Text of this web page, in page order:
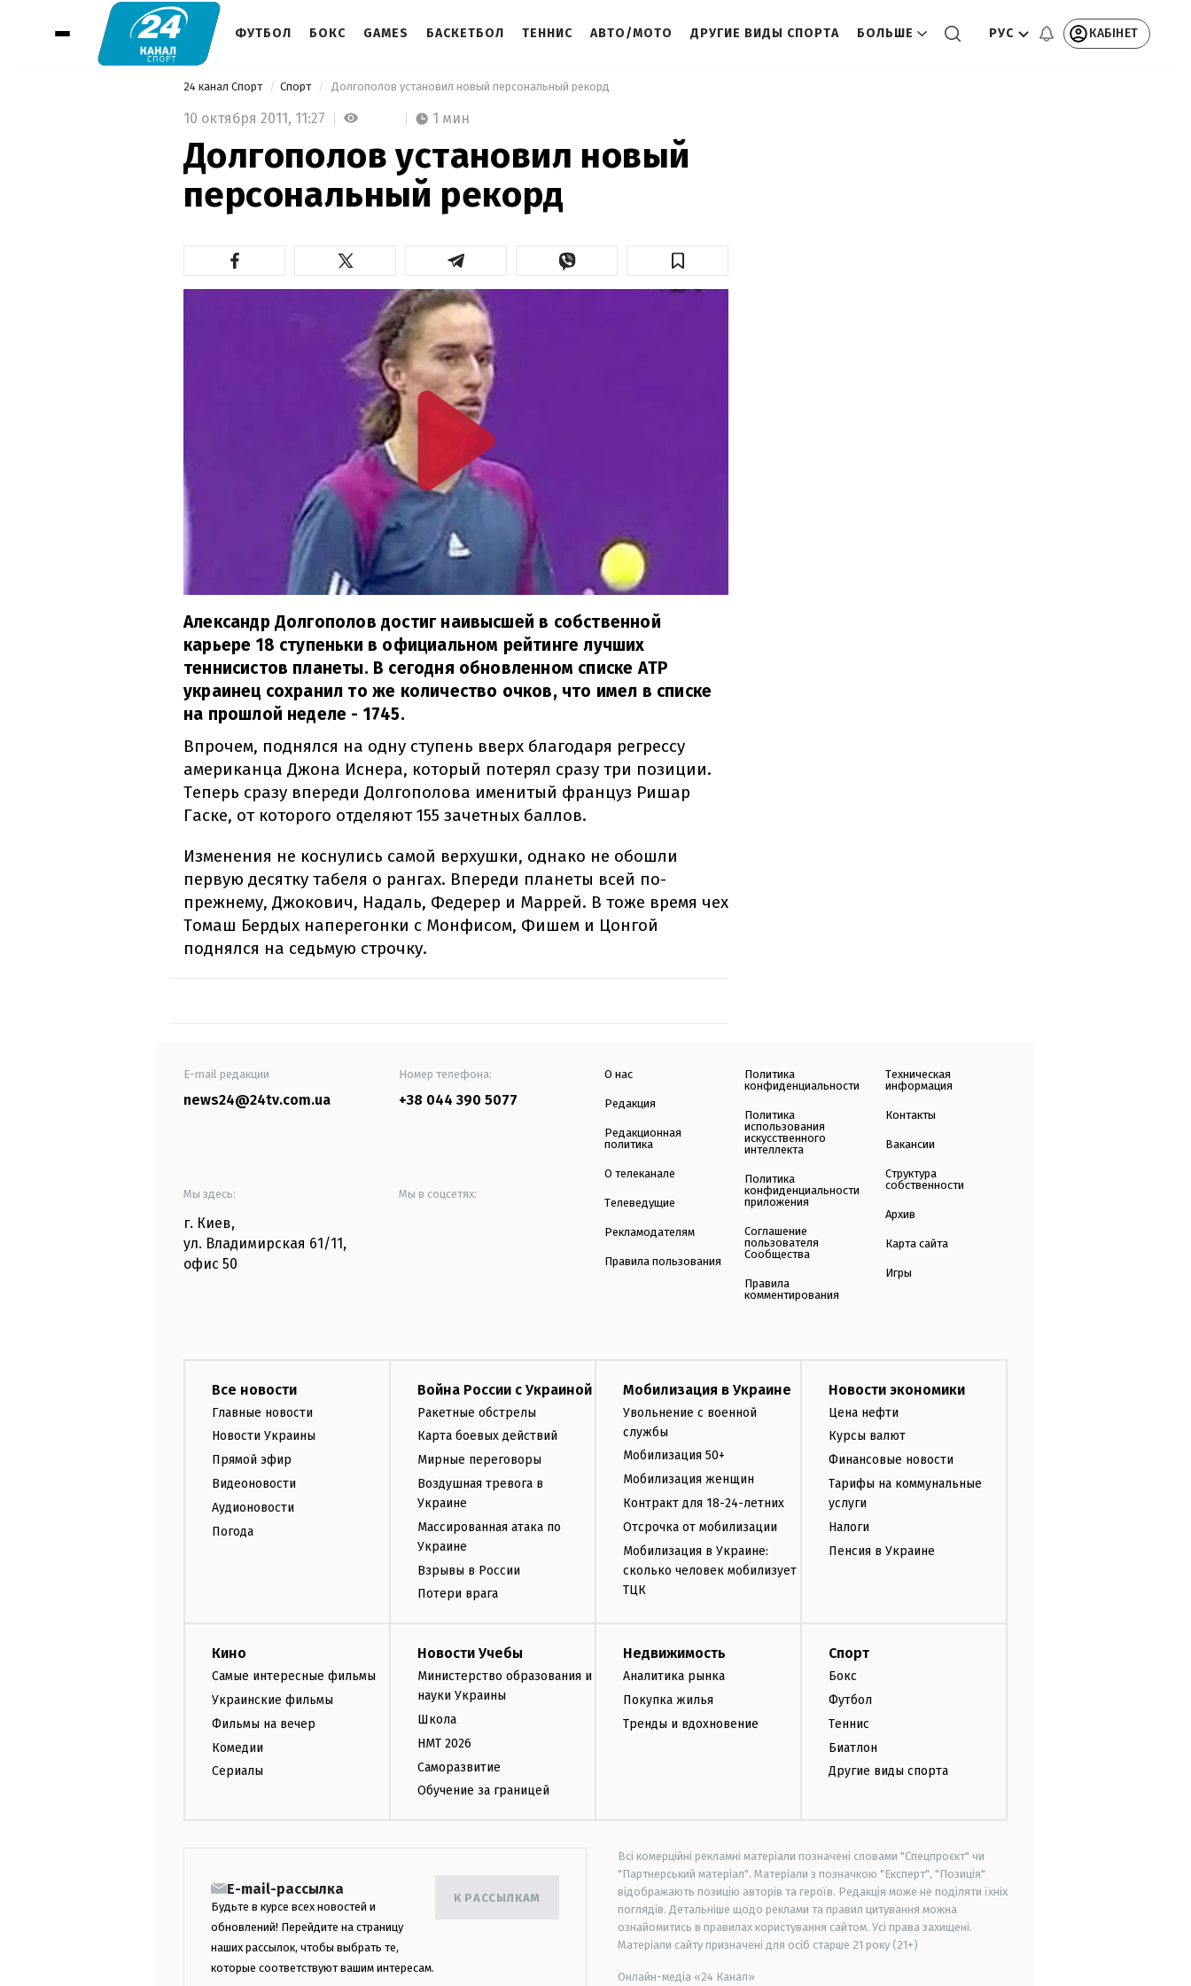
ФУТБОЛ БОКС GAMES БАСКЕТБОЛ ТЕННИС АВТО/МОТО ДРУГИЕ ВИДЫ СПОРТА БОЛЬШЕ РУС КАБІНЕТ
24 канал Спорт Спорт Долгополов установил новый персональный рекорд
10 октября 2011, 11:27 1 мин
Долгополов установил новый
персональный рекорд
Александр Долгополов достиг наивысшей в собственной
карьере 18 ступеньки в официальном рейтинге лучших
теннисистов планеты. В сегодня обновленном списке АТР
украинец сохранил то же количество очков, что имел в списке
на прошлой неделе - 1745.
Впрочем, поднялся на одну ступень вверх благодаря регрессу
американца Джона Иснера, который потерял сразу три позиции.
Теперь сразу впереди Долгополова именитый француз Ришар
Гаске, от которого отделяют 155 зачетных баллов.
Изменения не коснулись самой верхушки, однако не обошли
первую десятку табеля о рангах. Впереди планеты всей по-
прежнему, Джокович, Надаль, Федерер и Маррей. В тоже время чех
Томаш Бердых наперегонки с Монфисом, Фишем и Цонгой
поднялся на седьмую строчку.
E-mail редакции
news24@24tv.com.ua
Номер телефона:
+38 044 390 5077
Мы здесь:
г. Киев,
ул. Владимирская 61/11,
офис 50
Мы в соцсетях:
О нас
Редакция
Редакционная
политика
О телеканале
Телеведущие
Рекламодателям
Правила пользования
Политика
конфиденциальности
Политика
использования
искусственного
интеллекта
Политика
конфиденциальности
приложения
Соглашение
пользователя
Сообщества
Правила
комментирования
Техническая
информация
Контакты
Вакансии
Структура
собственности
Архив
Карта сайта
Игры
Все новости
Главные новости
Новости Украины
Прямой эфир
Видеоновости
Аудионовости
Погода
Война России с Украиной
Ракетные обстрелы
Карта боевых действий
Мирные переговоры
Воздушная тревога в
Украине
Массированная атака по
Украине
Взрывы в России
Потери врага
Мобилизация в Украине
Увольнение с военной
службы
Мобилизация 50+
Мобилизация женщин
Контракт для 18-24-летних
Отсрочка от мобилизации
Мобилизация в Украине:
сколько человек мобилизует
ТЦК
Новости экономики
Цена нефти
Курсы валют
Финансовые новости
Тарифы на коммунальные
услуги
Налоги
Пенсия в Украине
Кино
Самые интересные фильмы
Украинские фильмы
Фильмы на вечер
Комедии
Сериалы
Новости Учебы
Министерство образования и
науки Украины
Школа
НМТ 2026
Саморазвитие
Обучение за границей
Недвижимость
Аналитика рынка
Покупка жилья
Тренды и вдохновение
Спорт
Бокс
Футбол
Теннис
Биатлон
Другие виды спорта
E-mail-рассылка
Будьте в курсе всех новостей и
обновлений! Перейдите на страницу
наших рассылок, чтобы выбрать те,
которые соответствуют вашим интересам.
К РАССЫЛКАМ
Всі комерційні рекламні матеріали позначені словами "Спецпроєкт" чи
"Партнерський матеріал". Матеріали з позначкою "Експерт", "Позиція"
відображають позицію авторів та героїв. Редакція може не поділяти їхніх
поглядів. Детальніше щодо реклами та правил цитування можна
ознайомитись в правилах користування сайтом. Усі права захищені.
Матеріали сайту призначені для осіб старше 21 року (21+)
Онлайн-медіа «24 Канал»